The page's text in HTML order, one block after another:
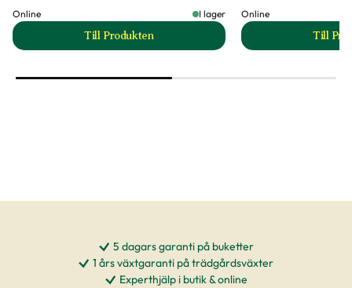
Online
I lager
Till Produkten
till Japansk ädelcypress 'Nana Gracilis'
Online
Till
5 dagars garanti på buketter
1 års växtgaranti på trädgårdsväxter
Experthjälp i butik & online